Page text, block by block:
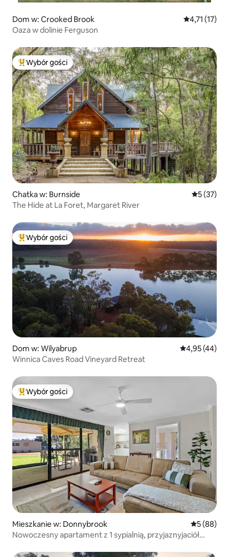
Dom w: Crooked Brook Średnia
4,71 (17)
Oaza w dolinie Ferguson
Najpopularniejsze z kategorii Wybór gości
Wybór gości
Chatka w: Burnside Średnia
5 (37)
The Hide at La Foret, Margaret River
Najpopularniejsze z kategorii Wybór gości
Wybór gości
Dom w: Wilyabrup Średnia
4,95 (44)
Winnica Caves Road Vineyard Retreat
Najpopularniejsze z kategorii Wybór gości
Wybór gości
Mieszkanie w: Donnybrook Średnia
5 (88)
Nowoczesny apartament z 1 sypialnią, przyjaznyjaciół